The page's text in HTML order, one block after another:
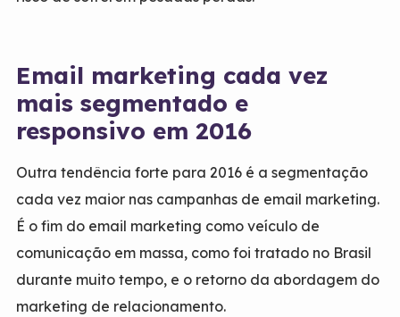
Email marketing cada vez
mais segmentado e
responsivo em 2016
Outra tendência forte para 2016 é a segmentação
cada vez maior nas campanhas de email marketing.
É o fim do email marketing como veículo de
comunicação em massa, como foi tratado no Brasil
durante muito tempo, e o retorno da abordagem do
marketing de relacionamento.